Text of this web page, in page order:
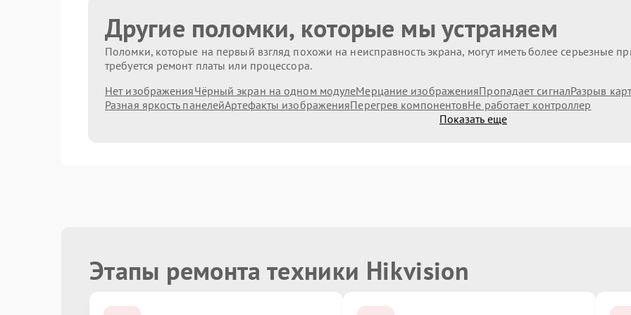
Другие поломки, которые мы устраняем
Поломки, которые на первый взгляд похожи на неисправность экрана, могут иметь более серьезные
требуется ремонт платы или процессора.
Нет изображенияЧёрный экран на одном модулеМерцание изображенияПропадает сигналРазрыв
Разная яркость панелейАртефакты изображенияПерегрев компонентовНе работает контроллер
Показать еще
Этапы ремонта техники Hikvision